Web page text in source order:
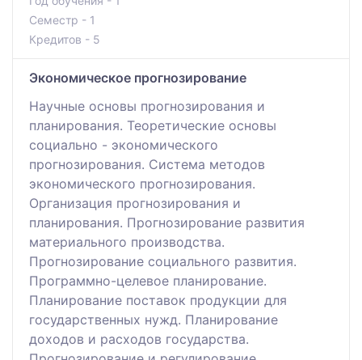
Семестр - 1
Кредитов - 5
Экономическое прогнозирование
Научные основы прогнозирования и
планирования. Теоретические основы
социально - экономического
прогнозирования. Система методов
экономического прогнозирования.
Организация прогнозирования и
планирования. Прогнозирование развития
материального производства.
Прогнозирование социального развития.
Программно-целевое планирование.
Планирование поставок продукции для
государственных нужд. Планирование
доходов и расходов государства.